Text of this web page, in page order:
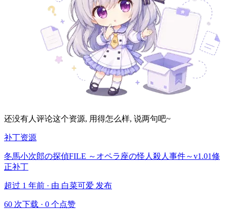
还没有人评论这个资源, 用得怎么样, 说两句吧~
补丁资源
冬馬小次郎の探偵FILE ～オペラ座の怪人殺人事件～v1.01修
正补丁
超过 1 年前 · 由 白菜可爱 发布
60 次下载 · 0 个点赞